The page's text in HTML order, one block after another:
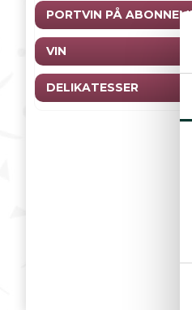
PORTVIN PÅ
VIN
DELIKATESSER